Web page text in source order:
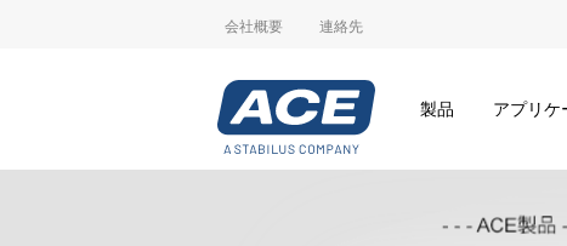
会社概要 連絡先
製品 アプリケ